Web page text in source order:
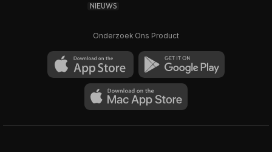
NIEUWS
Onderzoek Ons Product